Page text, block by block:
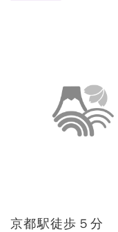
京都駅徒歩５分